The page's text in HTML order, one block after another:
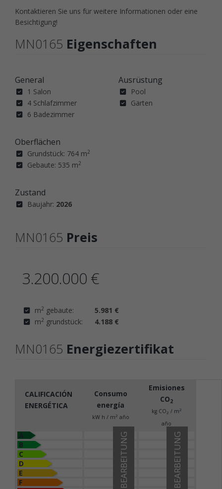
Kontaktieren Sie uns für weitere Informationen oder eine
Besichtigung!
MN0165 Eigenschaften
General
1 Salon
4 Schlafzimmer
6 Badezimmer
Oberflächen
Grundstück: 764 m2
Gebaute: 535 m2
Zustand
Baujahr: 2026
Ausrüstung
Pool
Gärten
MN0165 Preis
3.200.000 €
m2 gebaute:
5.981 €
m2 grundstück: 4.188 €
MN0165 Energiezertifikat
CALIFICACIÓN
ENERGÉTICA
Consumo
energía
kW h / m2 año
Emisiones
CO2
kg CO2 / m2
año
B
C
D
E
F
IN BEARBEITUNG
IN BEARBEITUNG